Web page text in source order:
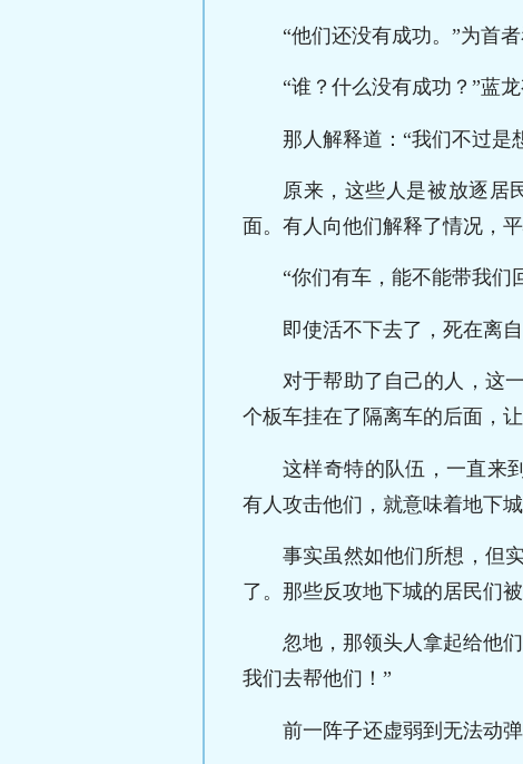
“他们还没有成功。”为首
“谁？什么没有成功？”蓝龙
那人解释道：“我们不过是
原来，这些人是被放逐居
面。有人向他们解释了情况，
“你们有车，能不能带我们
即使活不下去了，死在离
对于帮助了自己的人，这
个板车挂在了隔离车的后面，
这样奇特的队伍，一直来
有人攻击他们，就意味着地下
事实虽然如他们所想，但
了。那些反攻地下城的居民们
忽地，那领头人拿起给他
我们去帮他们！”
前一阵子还虚弱到无法动